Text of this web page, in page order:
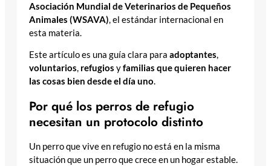
Asociación Mundial de Veterinarios de Pequeños
Animales (WSAVA), el estándar internacional en
esta materia.
Este artículo es una guía clara para adoptantes,
voluntarios, refugios yfamilias que quieren hacer
las cosas bien desde el día uno.
Por qué los perros de refugio
necesitan un protocolo distinto
Un perro que vive en refugio no está en la misma
situación que un perro que crece en un hogar estable.